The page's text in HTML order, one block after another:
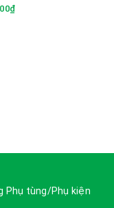
Phụ tùng/Phụ kiện